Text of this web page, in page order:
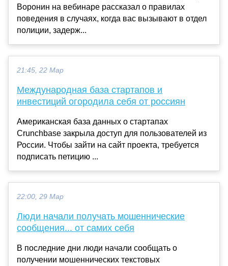
Воронин на вебинаре рассказал о правилах
поведения в случаях, когда вас вызывают в отдел
полиции, задерж...
21:45, 22 Мар
Международная база стартапов и
инвестиций огородила себя от россиян
Американская база данных о стартапах
Crunchbase закрыла доступ для пользователей из
России. Чтобы зайти на сайт проекта, требуется
подписать петицию ...
22:00, 29 Мар
Люди начали получать мошеннические
сообщения... от самих себя
В последние дни люди начали сообщать о
получении мошеннических текстовых